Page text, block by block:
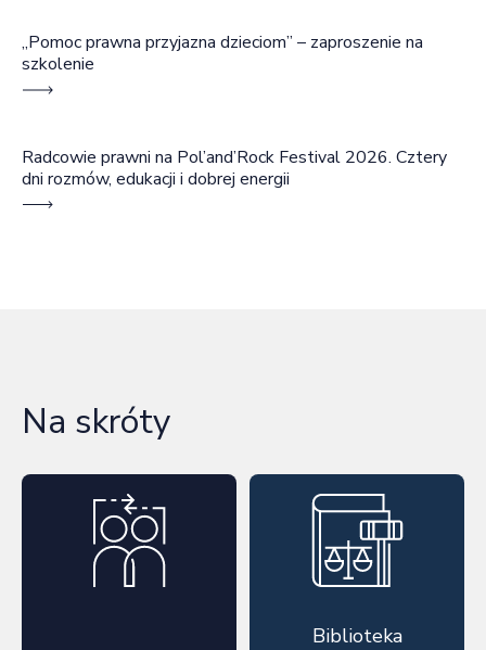
„Pomoc prawna przyjazna dzieciom” – zaproszenie na
szkolenie
Radcowie prawni na Pol’and’Rock Festival 2026. Cztery
dni rozmów, edukacji i dobrej energii
Na skróty
Biblioteka